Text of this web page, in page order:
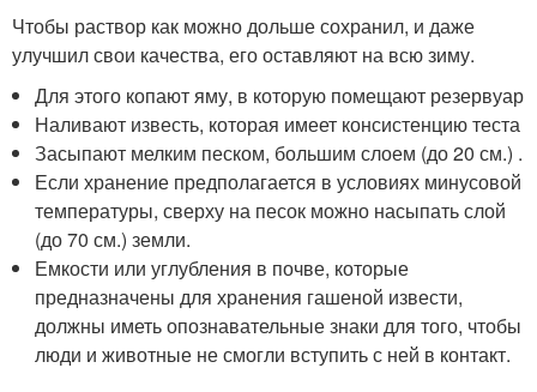
Чтобы раствор как можно дольше сохранил, и даже
улучшил свои качества, его оставляют на всю зиму.
Для этого копают яму, в которую помещают резервуар
Наливают известь, которая имеет консистенцию теста
Засыпают мелким песком, большим слоем (до 20 см.) .
Если хранение предполагается в условиях минусовой
температуры, сверху на песок можно насыпать слой
(до 70 см.) земли.
Емкости или углубления в почве, которые
предназначены для хранения гашеной извести,
должны иметь опознавательные знаки для того, чтобы
люди и животные не смогли вступить с ней в контакт.